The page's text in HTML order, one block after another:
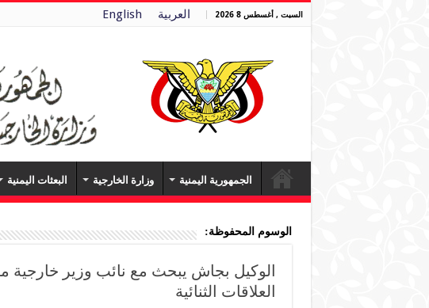
السبت , أغسطس 8 2026 العربية English
الجمهورية اليمنية وزارة الخارجية البعثات اليمنية
الوسوم المحفوظة:
الوكيل بجاش يبحث مع نائب وزير خارجية
العلاقات الثنائية